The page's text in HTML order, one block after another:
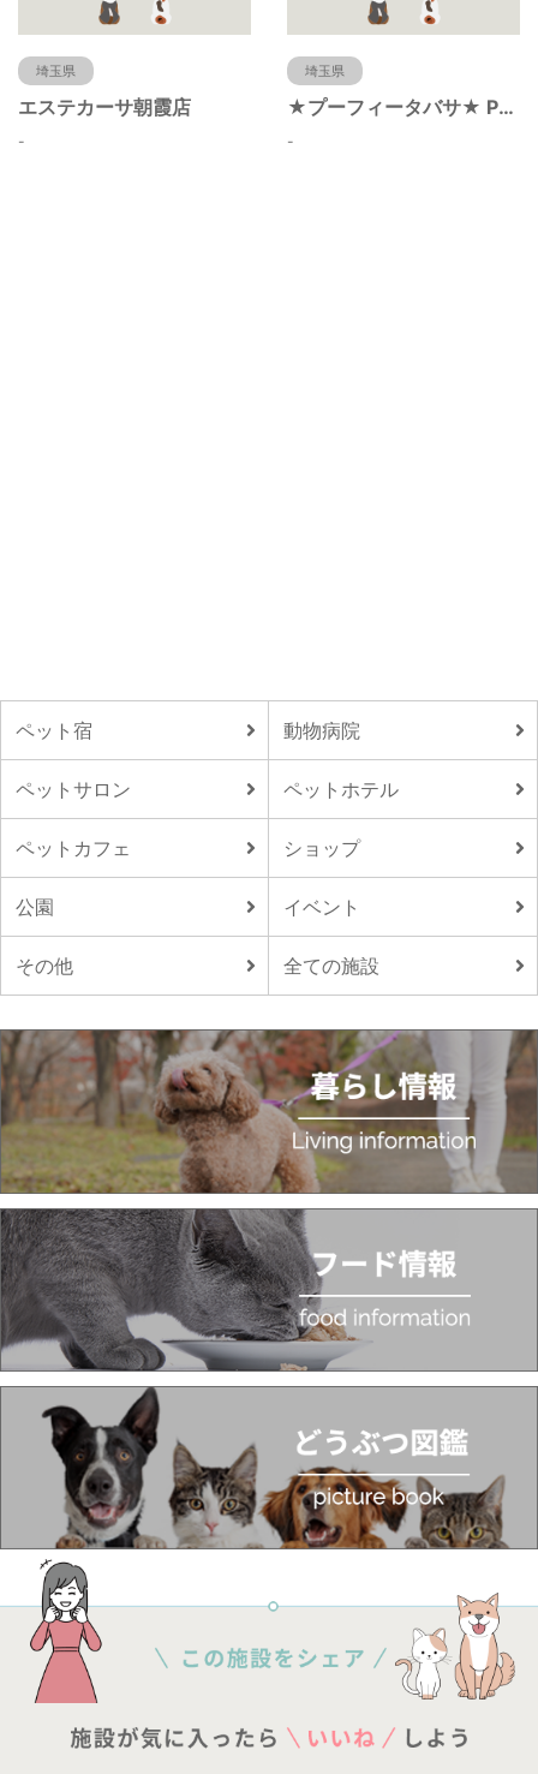
埼玉県
エステカーサ朝霞店
-
埼玉県
★プーフィータバサ★ Poofy Thavasa ★ 【蕨市・川口市・戸田市・浦和】
-
ペット宿 動物病院
ペットサロン ペットホテル
ペットカフェ ショップ
公園 イベント
その他 全ての施設